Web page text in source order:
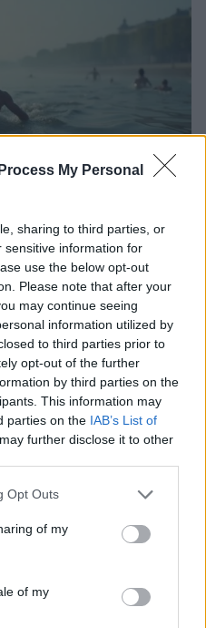
My Personal
sharing to third parties, or
sensitive information for
use the below opt-out
Please note that after your
may continue seeing
information utilized by
to third parties prior to
opt-out of the further
by third parties on the
This information may
parties on the IAB’s List of
further disclose it to other
uses one or more Google
behaviour. You may click to
and its third-party tags to
purposes in below Google
Opt Outs
of my
of my
l’Italia trionfa con
con ruoli e segnali